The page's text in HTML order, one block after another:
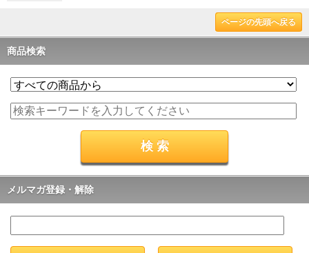
ページの先頭へ戻る
商品検索
メルマガ登録・解除